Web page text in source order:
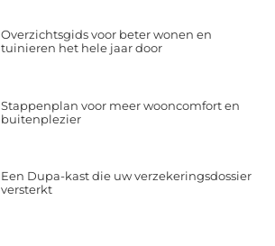
Overzichtsgids voor beter wonen en
tuinieren het hele jaar door
Stappenplan voor meer wooncomfort en
buitenplezier
Een Dupa-kast die uw verzekeringsdossier
versterkt